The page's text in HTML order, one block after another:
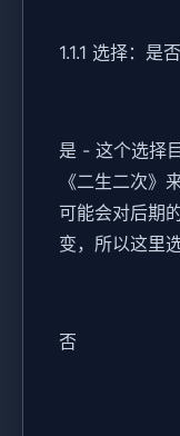
1.1.1 选择：是
是 - 这个选择
《二生二次》
可能会对后期
变，所以这里
否